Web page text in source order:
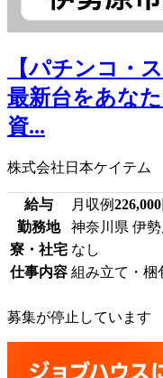
【パチンコ・
最新台をあな
資...
株式会社日本ケイテム
給与 月収例226,000
勤務地
神奈川県 伊
寮・社宅 なし
仕事内容 組み立て・梱
募集が停止しています